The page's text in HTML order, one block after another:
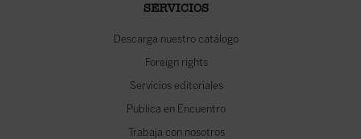
SERVICIOS
Descarga nuestro catálogo
Foreign rights
Servicios editoriales
Publica en Encuentro
Trabaja con nosotros